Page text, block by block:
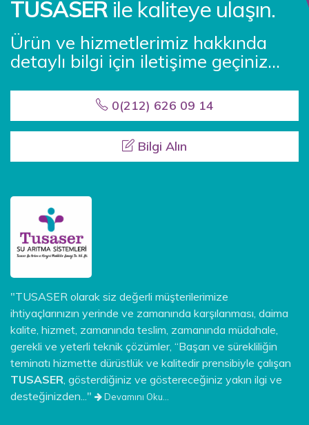
TUSASER ile kaliteye ulaşın.
Ürün ve hizmetlerimiz hakkında
detaylı bilgi için iletişime geçiniz...
0(212) 626 09 14
Bilgi Alın
"TUSASER olarak siz değerli müşterilerimize
ihtiyaçlarınızın yerinde ve zamanında karşılanması, daima
kalite, hizmet, zamanında teslim, zamanında müdahale,
gerekli ve yeterli teknik çözümler, “Başarı ve sürekliliğin
teminatı hizmette dürüstlük ve kalitedir prensibiyle çalışan
TUSASER , gösterdiğiniz ve göstereceğiniz yakın ilgi ve
desteğinizden..."
Devamını Oku...